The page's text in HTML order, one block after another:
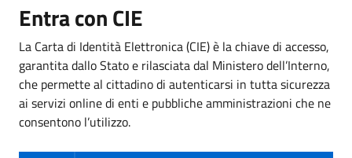
Entra con CIE
La Carta di Identità Elettronica (CIE) è la chiave di accesso,
garantita dallo Stato e rilasciata dal Ministero dell’Interno,
che permette al cittadino di autenticarsi in tutta sicurezza
ai servizi online di enti e pubbliche amministrazioni che ne
consentono l’utilizzo.